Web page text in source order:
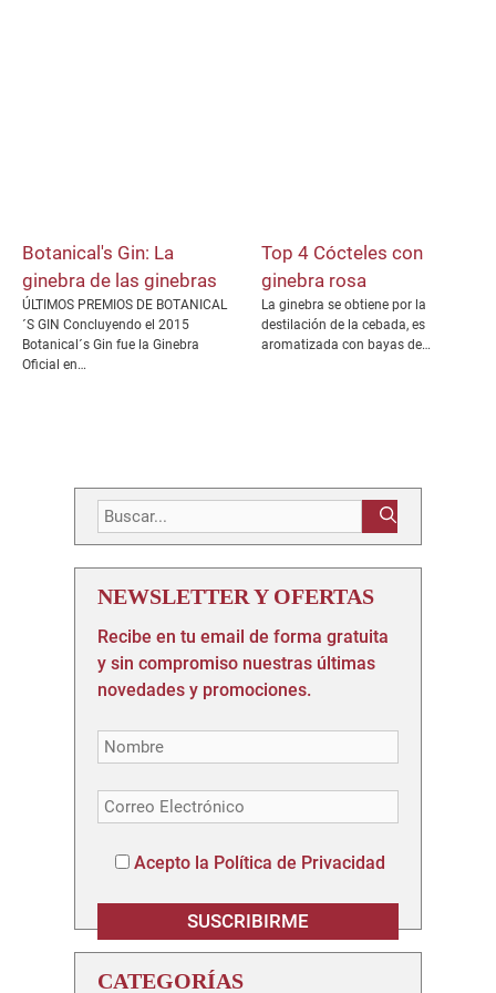
Botanical's Gin: La
ginebra de las ginebras
ÚLTIMOS PREMIOS DE BOTANICAL
´S GIN Concluyendo el 2015
Botanical´s Gin fue la Ginebra
Oficial en…
Top 4 Cócteles con
ginebra rosa
La ginebra se obtiene por la
destilación de la cebada, es
aromatizada con bayas de…
Buscar:
NEWSLETTER Y OFERTAS
Recibe en tu email de forma gratuita
y sin compromiso nuestras últimas
novedades y promociones.
Acepto la Política de Privacidad
CATEGORÍAS